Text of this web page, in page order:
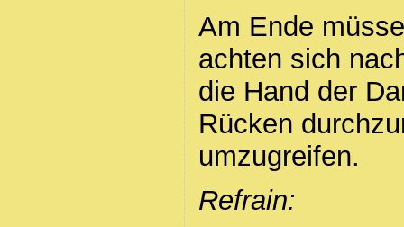
Am Ende
achten sich
die Hand der
Rücken
umzugreifen.
Refrain: